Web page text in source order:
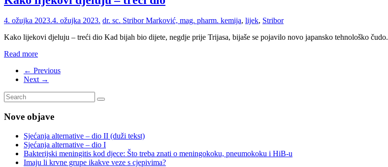
4. ožujka 2023.4. ožujka 2023. dr. sc. Stribor Marković, mag. pharm. kemija, lijek, Stribor
Kako lijekovi djeluju – treći dio Kad bijah bio dijete, negdje prije Trijasa, bijaše se pojavilo novo japansko tehnološko čudo.
Read more
← Previous
Next →
Nove objave
Sjećanja alternative – dio II (duži tekst)
Sjećanja alternative – dio I
Bakterijski meningitis kod djece: Što treba znati o meningokoku, pneumokoku i HiB-u
Imaju li krvne grupe ikakve veze s cjepivima?